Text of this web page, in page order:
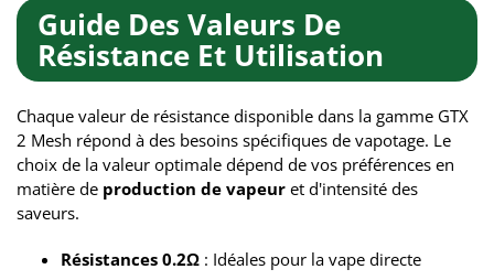
Guide Des Valeurs De
Résistance Et Utilisation
Chaque valeur de résistance disponible dans la gamme GTX
2 Mesh répond à des besoins spécifiques de vapotage. Le
choix de la valeur optimale dépend de vos préférences en
matière de production de vapeur et d'intensité des
saveurs.
Résistances 0.2Ω : Idéales pour la vape directe